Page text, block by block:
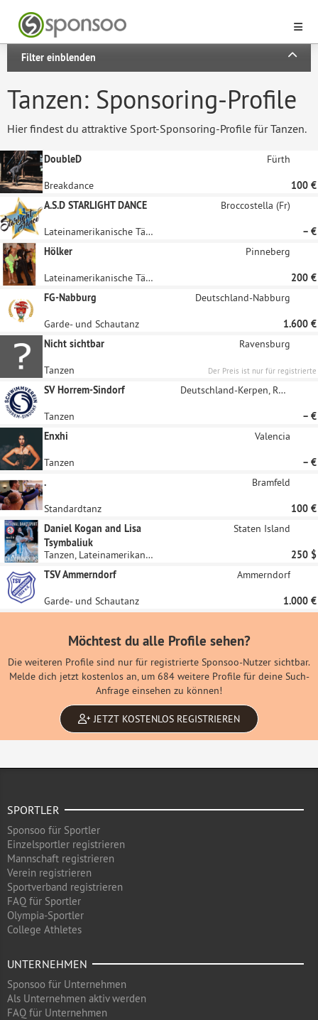
Filter einblenden
Tanzen: Sponsoring-Profile
Hier findest du attraktive Sport-Sponsoring-Profile für Tanzen.
DoubleD Fürth
Breakdance
100 €
A.S.D STARLIGHT DANCE
Broccostella (Fr)
Lateinamerikanische Tänze, Tanzen, Ausdruckstanz, Aerobic
– €
Hölker
Pinneberg
Lateinamerikanische Tänze
200 €
FG-Nabburg
Deutschland-Nabburg
Garde- und Schautanz
1.600 €
Nicht sichtbar
Ravensburg
Tanzen
Der Preis ist nur für registrierte
Unternehmen sichtbar
SV Horrem-Sindorf Deutschland-Kerpen, Rheinland
Tanzen
– €
Enxhi
Valencia
Tanzen
– €
.
Bramfeld
Standardtanz
100 €
Daniel Kogan and Lisa
Tsymbaliuk
Staten Island
Tanzen, Lateinamerikanische Tänze
250 $
TSV Ammerndorf
Ammerndorf
Garde- und Schautanz 1.000 €
Möchtest du alle Profile sehen?
Die weiteren Profile sind nur für registrierte Sponsoo-Nutzer sichtbar.
Melde dich jetzt kostenlos an, um 684 weitere Profile für deine Such-
Anfrage einsehen zu können!
JETZT KOSTENLOS REGISTRIEREN
SPORTLER
Sponsoo für Sportler
Einzelsportler registrieren
Mannschaft registrieren
Verein registrieren
Sportverband registrieren
FAQ für Sportler
Olympia-Sportler
College Athletes
UNTERNEHMEN
Sponsoo für Unternehmen
Als Unternehmen aktiv werden
FAQ für Unternehmen